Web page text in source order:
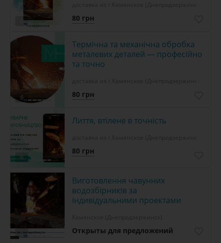
6 80 грн
6
Термічна та механічна обробка
металевих деталей — професійно
та точно
80 грн
6
Лиття, втілене в точність
80 грн
6
Виготовлення чавунних
водозбірників за
індивідуальними проектами
Открыты для предложений